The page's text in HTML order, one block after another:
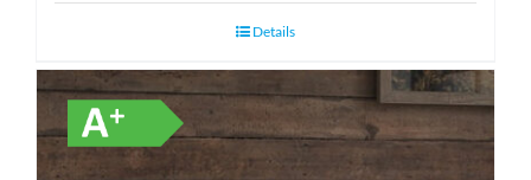
Details